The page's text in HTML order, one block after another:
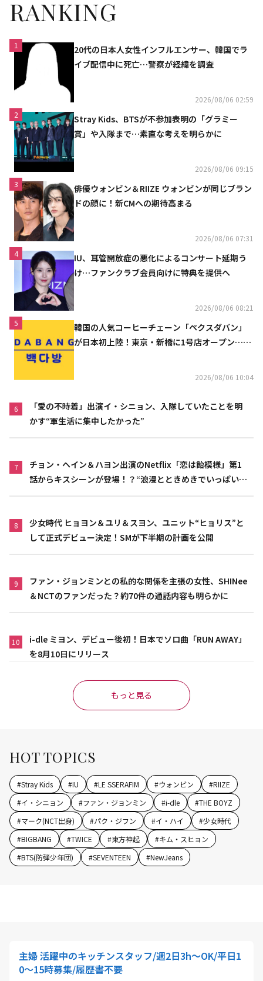
RANKING
1
20代の日本人女性インフルエンサー、韓国でラ
イブ配信中に死亡…警察が経緯を調査
2026/08/06 02:59
2
Stray Kids、BTSが不参加表明の「グラミー
賞」や入隊まで…素直な考えを明らかに
2026/08/06 09:15
3
俳優ウォンビン＆RIIZE ウォンビンが同じブラン
ドの顔に！新CMへの期待高まる
2026/08/06 07:31
4
IU、耳管開放症の悪化によるコンサート延期う
け…ファンクラブ会員向けに特典を提供へ
2026/08/06 08:21
5
韓国の人気コーヒーチェーン「ペクスダバン」
が日本初上陸！東京・新橋に1号店オープン…海
2026/08/06 10:04
6
「愛の不時着」出演イ・シニョン、入隊していたことを明
かす“軍生活に集中したかった”
7
チョン・ヘイン＆ハヨン出演のNetflix「恋は飴模様」第1
話からキスシーンが登場！？“浪漫とときめきでいっぱいの
8
少女時代 ヒョヨン＆ユリ＆スヨン、ユニット“ヒョリス”と
して正式デビュー決定！SMが下半期の計画を公開
9
ファン・ジョンミンとの私的な関係を主張の女性、SHINee
＆NCTのファンだった？約70件の通話内容も明らかに
10
i-dle ミヨン、デビュー後初！日本でソロ曲「RUN AWAY」
を8月10日にリリース
もっと見る
HOT TOPICS
#Stray Kids #IU #LE SSERAFIM #ウォンビン #RIIZE
#イ・シニョン #ファン・ジョンミン #i-dle #THE BOYZ
#マーク(NCT出身) #パク・ジフン #イ・ハイ #少女時代
#BIGBANG #TWICE #東方神起 #キム・スヒョン
#BTS(防弾少年団) #SEVENTEEN #NewJeans
主婦 活躍中のキッチンスタッフ/週2日3h〜OK/平日1
0〜15時募集/履歴書不要